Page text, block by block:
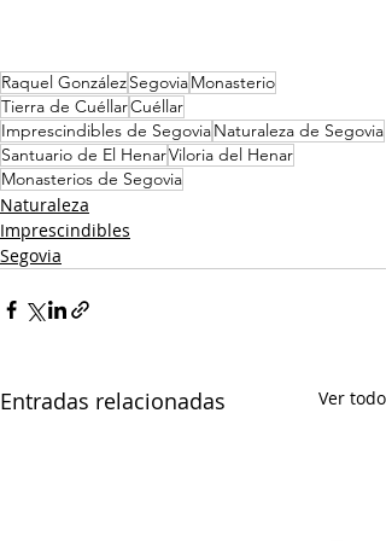
Raquel GonzálezSegoviaMonasterio
Tierra de CuéllarCuéllar
Imprescindibles de SegoviaNaturaleza de Segovia
Santuario de El HenarViloria del Henar
Monasterios de Segovia
Naturaleza
Imprescindibles
Segovia
Entradas relacionadas Ver todo